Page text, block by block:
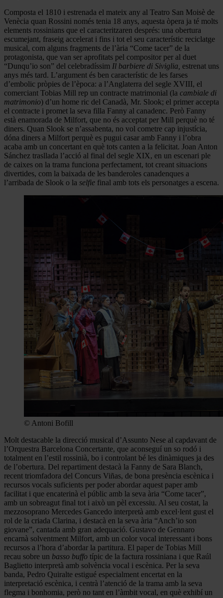
Composta el 1810 i estrenada el mateix any al Teatro San Moisè de
Venècia quan Rossini només tenia 18 anys, aquesta òpera ja té molts
elements rossinians que el caracteritzaren després: una obertura
escumejant, fraseig accelerat i fins i tot el seu característic reciclatge
musical, com alguns fragments de l’ària “Come tacer” de la
protagonista, que van ser aprofitats pel compositor per al duet
“Dunqu’io son” del celebradíssim Il barbiere di Siviglia, estrenat uns
anys més tard. L’argument és ben característic de les farses
d’embolic pròpies de l’època: a l’Anglaterra del segle XVIII, el
comerciant Tobias Mill rep un contracte matrimonial (la cambiale di
matrimonio) d’un home ric del Canadà, Mr. Slook; el primer accepta
el contracte i promet la seva filla Fanny al canadenc. Però Fanny
està enamorada de Milfort, que no és acceptat per Mill perquè no té
diners. Quan Slook se n’assabenta, no vol cometre cap injustícia,
dóna diners a Milfort perquè es pugui casar amb Fanny i l’obra
acaba amb un concertant en què tots canten a la felicitat. Joan Anton
Sánchez trasllada l’acció al final del segle XIX, en un escenari ple
de caixes on la trama funciona perfectament, tot creant situacions
divertides, com la baixada de les banderoles canadenques a
l’arribada de Slook o la selfie final amb tots els personatges a escena.
© Antoni Bofill
Molt destacable la direcció musical d’Assunto Nese al capdavant de
l’Orquestra Barcelona Concertante, que aconseguí un so rodó i
totalment en l’estil rossinià, bo i controlant bé les dinàmiques ja des
de l’obertura. Del repartiment destacà la Fanny de Sara Blanch,
recent triomfadora del Concurs Viñas, de bona presència escènica i
recursos vocals suficients per poder abordar aquest paper amb
facilitat i que encaterinà el públic amb la seva ària “Come tacer”,
amb un sobreagut final tot i això un pèl excessiu. Al seu costat, la
mezzosoprano Mercedes Gancedo interpretà amb excel·lent gust el
rol de la criada Clarina, i destacà en la seva ària “Anch’io son
giovane”, cantada amb gran adequació. Gustavo de Gennaro
encarnà solventment Milfort, amb un color vocal interessant i bons
recursos a l’hora d’abordar la partitura. El paper de Tobias Mill
recau sobre un basso buffo típic de la factura rossiniana i que Raúl
Baglietto interpretà amb solvència vocal i escènica. Per la seva
banda, Pedro Quiralte estigué especialment encertat en la
interpretació escènica, i centrà l’atenció de la trama amb la seva
flegma i bonhomia, però no tant en l’àmbit vocal, en què exhibí un